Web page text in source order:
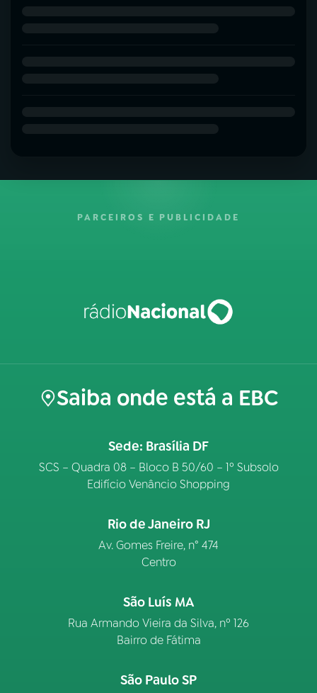
PARCEIROS E PUBLICIDADE
Saiba onde está a EBC
Sede: Brasília DF
SCS – Quadra 08 – Bloco B 50/60 – 1º Subsolo
Edifício Venâncio Shopping
Rio de Janeiro RJ
Av. Gomes Freire, n° 474
Centro
São Luís MA
Rua Armando Vieira da Silva, nº 126
Bairro de Fátima
São Paulo SP